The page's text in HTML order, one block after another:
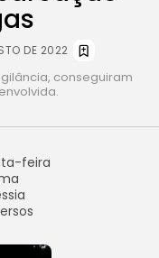
DE 2022
conseguiram
feira